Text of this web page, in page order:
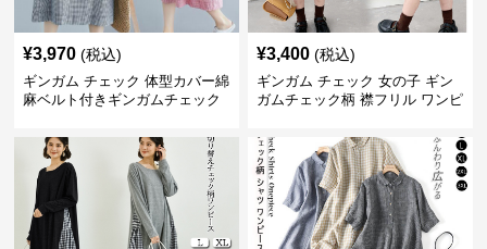
¥3,970 (税込)
ギンガム チェック 体型カバー綿
麻ベルト付きギンガムチェック
¥3,400 (税込)
ギンガム チェック 女の子 ギン
ガムチェック柄 襟フリル ワンピ